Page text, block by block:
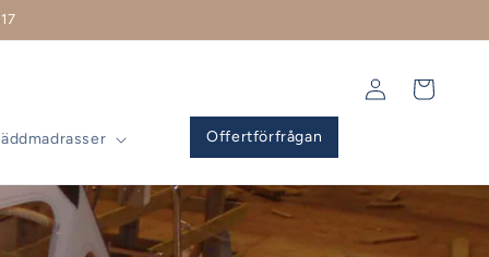
Offertförfrågan
Logga
Varukorg